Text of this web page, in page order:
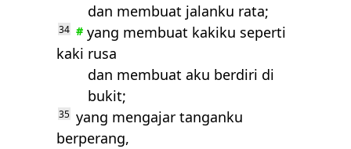
dan membuat jalanku rata;
34 # yang membuat kakiku seperti
kaki rusa
dan membuat aku berdiri di
bukit;
35 yang mengajar tanganku
berperang,